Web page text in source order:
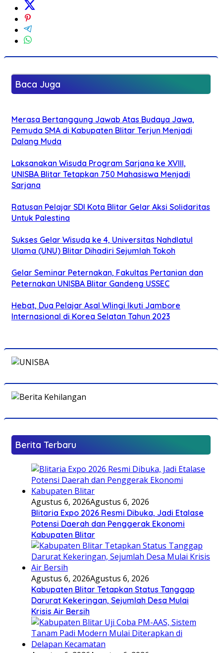
Baca Juga
Merasa Bertanggung Jawab Atas Budaya Jawa,
Pemuda SMA di Kabupaten Blitar Terjun Menjadi
Dalang Muda
Laksanakan Wisuda Program Sarjana ke XVIII,
UNISBA Blitar Tetapkan 750 Mahasiswa Menjadi
Sarjana
Ratusan Pelajar SDI Kota Blitar Gelar Aksi Solidaritas
Untuk Palestina
Sukses Gelar Wisuda ke 4, Universitas Nahdlatul
Ulama (UNU) Blitar Dihadiri Sejumlah Tokoh
Gelar Seminar Peternakan, Fakultas Pertanian dan
Peternakan UNISBA Blitar Gandeng USSEC
Hebat, Dua Pelajar Asal Wlingi Ikuti Jambore
Internasional di Korea Selatan Tahun 2023
Berita Terbaru
Agustus 6, 2026Agustus 6, 2026
Blitaria Expo 2026 Resmi Dibuka, Jadi Etalase
Potensi Daerah dan Penggerak Ekonomi
Kabupaten Blitar
Agustus 6, 2026Agustus 6, 2026
Kabupaten Blitar Tetapkan Status Tanggap
Darurat Kekeringan, Sejumlah Desa Mulai
Krisis Air Bersih